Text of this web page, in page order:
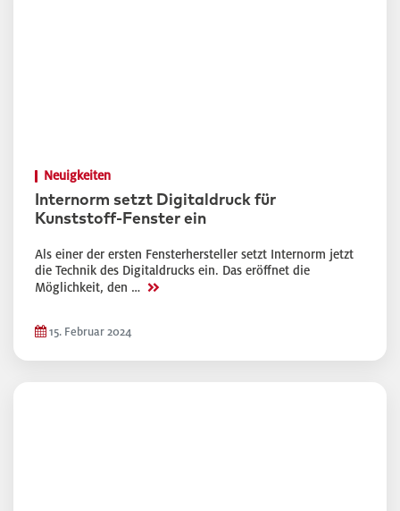
Neuigkeiten
Internorm setzt Digitaldruck für
Kunststoff-Fenster ein
Als einer der ersten Fensterhersteller setzt Internorm jetzt
die Technik des Digitaldrucks ein. Das eröffnet die
Möglichkeit, den … >>
15. Februar 2024